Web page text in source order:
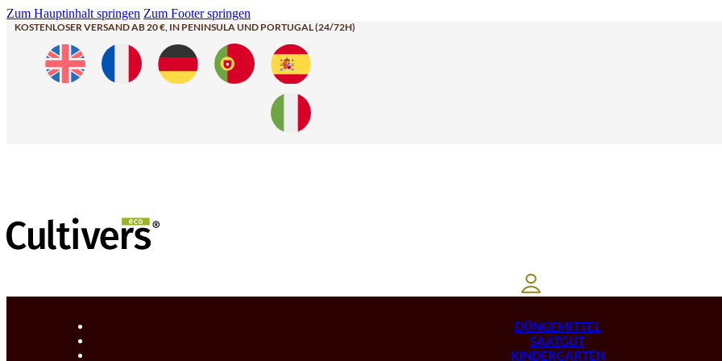
Zum Hauptinhalt springen Zum Footer springen
KOSTENLOSER VERSAND AB 20 €, IN PENINSULA UND PORTUGAL (24/72H)
DÜNGEMITTEL
SAATGUT
KINDERGARTEN